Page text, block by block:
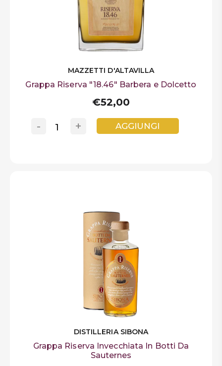
MAZZETTI D'ALTAVILLA
Grappa Riserva "18.46" Barbera e Dolcetto
€52,00
+
- AGGIUNGI
DISTILLERIA SIBONA
Grappa Riserva Invecchiata In Botti Da
Sauternes